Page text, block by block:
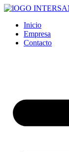
Ir
contenido
Inicio
Empresa
Contacto